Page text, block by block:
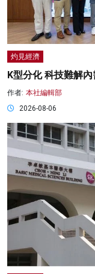
灼見經濟
K型分化 科技難解
作者: 本社編輯部
2026-08-06